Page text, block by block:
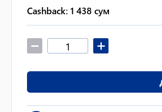
Cashback: 1 438 сум